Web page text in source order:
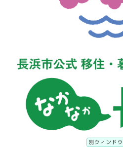
別ウィンド